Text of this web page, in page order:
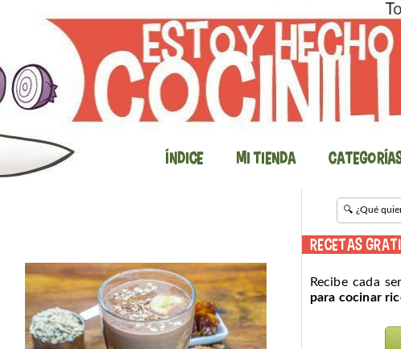
Índice Mi Tienda
RECETAS
Recibe cada
para cocinar